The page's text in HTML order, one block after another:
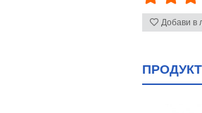
Добави в